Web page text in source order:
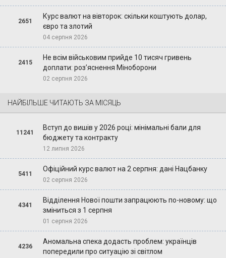
2651
Курс валют на вівторок: скільки коштують долар,
євро та злотий
04 серпня 2026
2415
Не всім військовим прийде 10 тисяч гривень
доплати: роз’яснення Міноборони
02 серпня 2026
НАЙБІЛЬШЕ ЧИТАЮТЬ ЗА МІСЯЦЬ
11241
Вступ до вишів у 2026 році: мінімальні бали для
бюджету та контракту
12 липня 2026
5411
Офіційний курс валют на 2 серпня: дані Нацбанку
02 серпня 2026
4341
Відділення Нової пошти запрацюють по-новому: що
зміниться з 1 серпня
01 серпня 2026
4236
Аномальна спека додасть проблем: українців
попередили про ситуацію зі світлом